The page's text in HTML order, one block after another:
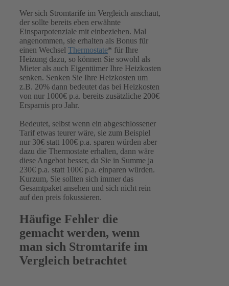
Wer sich Stromtarife im Vergleich anschaut,
der sollte bereits eben erwähnte
Einsparpotenziale mit einbeziehen. Mal
angenommen, sie erhalten als Bonus für
einen Wechsel Thermostate* für Ihre
Heizung dazu, so können Sie sowohl als
Mieter als auch Eigentümer Ihre Heizkosten
senken. Senken Sie Ihre Heizkosten um
z.B. 20% dann bedeutet das bei Heizkosten
von nur 1000€ p.a. bereits zusätzliche 200€
Ersparnis pro Jahr.
Bedeutet, selbst wenn ein abgeschlossener
Tarif etwas teurer wäre, sie zum Beispiel
nur 30€ statt 100€ p.a. sparen würden aber
dazu die Thermostate erhalten, dann wäre
diese Angebot besser, da Sie in Summe ja
230€ p.a. statt 100€ p.a. einparen würden.
Kurzum, Sie sollten sich immer das
Gesamtpaket ansehen und sich nicht rein
auf den preis fokussieren.
Häufige Fehler die
gemacht werden, wenn
man sich Stromtarife im
Vergleich betrachtet